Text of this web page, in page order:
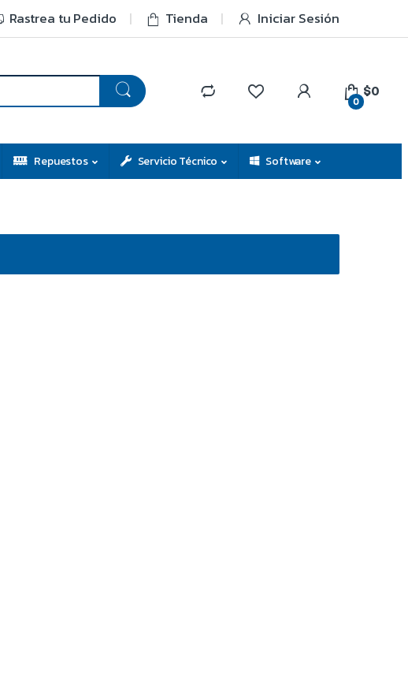
Rastrea tu Pedido Tienda Iniciar Sesión
0
$0
Repuestos Servicio Técnico Software